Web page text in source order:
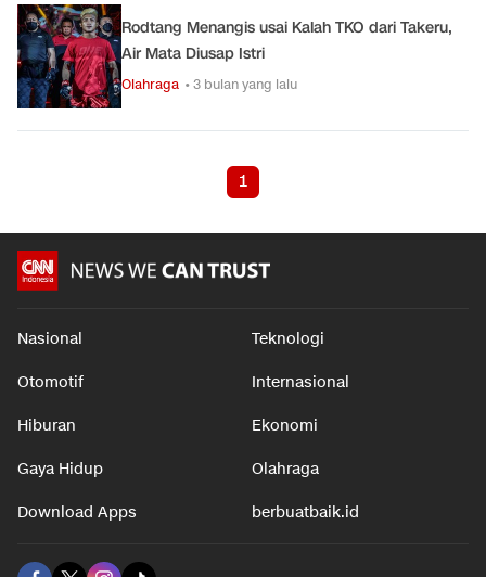
Rodtang Menangis usai Kalah TKO dari Takeru,
Air Mata Diusap Istri
Olahraga • 3 bulan yang lalu
1
Nasional Teknologi
Otomotif Internasional
Hiburan Ekonomi
Gaya Hidup Olahraga
Download Apps berbuatbaik.id